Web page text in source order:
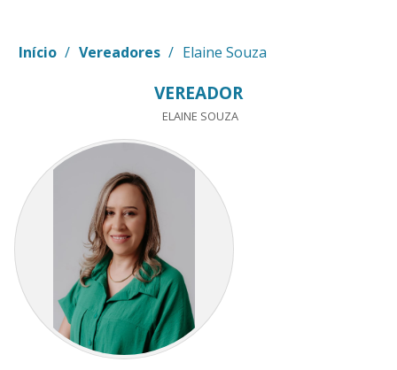
Início / Vereadores / Elaine Souza
VEREADOR
ELAINE SOUZA